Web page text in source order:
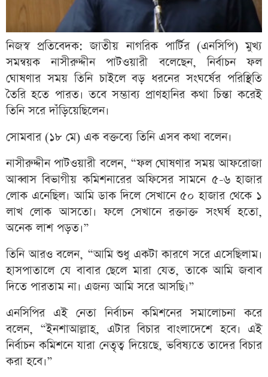
নিজস্ব প্রতিবেদক: জাতীয় নাগরিক পার্টির (এনসিপি) মুখ্য
সমন্বয়ক নাসীরুদ্দীন পাটওয়ারী বলেছেন, নির্বাচন ফল
ঘোষণার সময় তিনি চাইলে বড় ধরনের সংঘর্ষের পরিস্থিতি
তৈরি হতে পারত। তবে সম্ভাব্য প্রাণহানির কথা চিন্তা করেই
তিনি সরে দাঁড়িয়েছিলেন।
সোমবার (১৮ মে) এক বক্তব্যে তিনি এসব কথা বলেন।
নাসীরুদ্দীন পাটওয়ারী বলেন, “ফল ঘোষণার সময় আফরোজা
আব্বাস বিভাগীয় কমিশনারের অফিসের সামনে ৫-৬ হাজার
লোক এনেছিল। আমি ডাক দিলে সেখানে ৫০ হাজার থেকে ১
লাখ লোক আসতো। ফলে সেখানে রক্তাক্ত সংঘর্ষ হতো,
অনেক লাশ পড়ত।”
তিনি আরও বলেন, “আমি শুধু একটা কারণে সরে এসেছিলাম।
হাসপাতালে যে বাবার ছেলে মারা যেত, তাকে আমি জবাব
দিতে পারতাম না। এজন্য আমি সরে আসছি।”
এনসিপির এই নেতা নির্বাচন কমিশনের সমালোচনা করে
বলেন, “ইনশাআল্লাহ, এটার বিচার বাংলাদেশে হবে। এই
নির্বাচন কমিশনে যারা নেতৃত্ব দিয়েছে, ভবিষ্যতে তাদের বিচার
করা হবে।”